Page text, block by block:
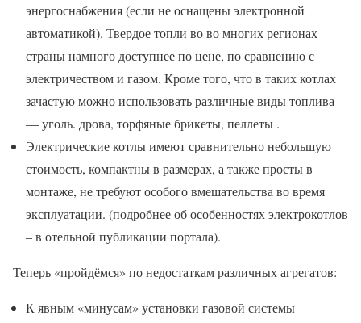
энергоснабжения (если не оснащены электронной
автоматикой). Твердое топли во во многих регионах
страны намного доступнее по цене, по сравнению с
электричеством и газом. Кроме того, что в таких котлах
зачастую можно использовать различные виды топлива
— уголь. дрова, торфяные брикеты, пеллеты .
Электрические котлы имеют сравнительно небольшую
стоимость, компактны в размерах, а также просты в
монтаже, не требуют особого вмешательства во время
эксплуатации. (подробнее об особенностях электрокотлов
– в отельной публикации портала).
Теперь «пройдёмся» по недостаткам различных агрегатов:
К явным «минусам» установки газовой системы